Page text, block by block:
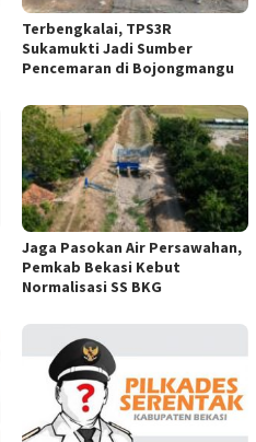
Terbengkalai, TPS3R
Sukamukti Jadi Sumber
Pencemaran di Bojongmangu
Jaga Pasokan Air Persawahan,
Pemkab Bekasi Kebut
Normalisasi SS BKG